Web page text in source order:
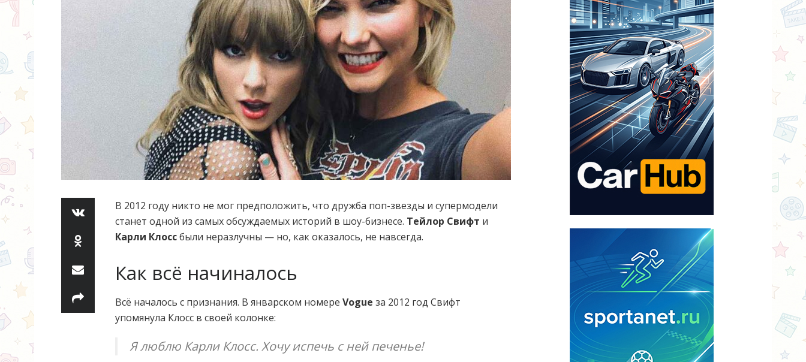
В 2012 году никто не мог предположить, что дружба поп-звезды и супермодели
станет одной из самых обсуждаемых историй в шоу-бизнесе. Тейлор Свифт и
Карли Клоссбыли неразлучны — но, как оказалось, не навсегда.
Как всё начиналось
Всё началось с признания. В январском номере Vogue за 2012 год Свифт
упомянула Клосс в своей колонке:
Я люблю Карли Клосс. Хочу испечь с ней печенье!